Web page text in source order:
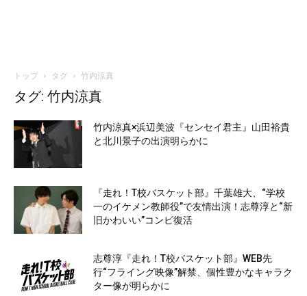
トップ タグ 竹内涼真
タグ: 竹内涼真
竹内涼真×浜辺美波『センセイ君主』山田裕貴
と北川景子の出演明らかに
『走れ！T校バスケット部』千葉雄大、“学校
一のイケメン教師役”で友情出演！志尊淳と“新
旧かわいい”コンビ復活
志尊淳『走れ！T校バスケット部』WEB先
行“フライング映像”解禁、個性豊かなキャラク
ター像が明らかに